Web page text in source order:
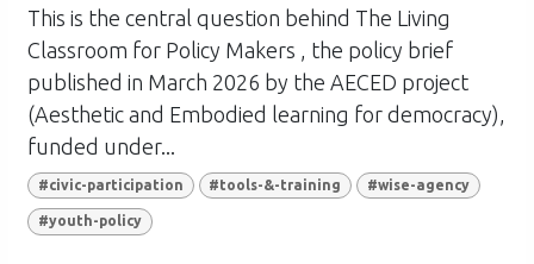
This is the central question behind The Living
Classroom for Policy Makers , the policy brief
published in March 2026 by the AECED project
(Aesthetic and Embodied learning for democracy),
funded under...
#civic-participation #tools-&-training #wise-agency
#youth-policy